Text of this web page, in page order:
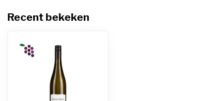
Recent bekeken